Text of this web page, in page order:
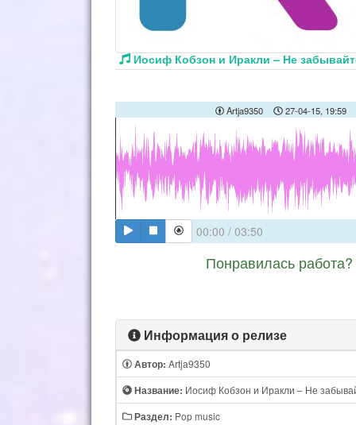
Иосиф Кобзон и Иракли – Не
Artja9350 27-04-15, 19:59
00:00 / 03:50
Понравилась
Информация о релизе
Автор: Artja9350
Название: Иосиф Кобзон и Иракли – Не
Раздел: Pop music